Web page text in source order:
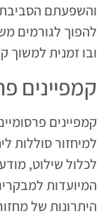
והשפעתם
להפוך לגורמים
ובו זמנית למשוך
קמפיינים
קמפיינים
למיחזור סוללות
לכלול שילוט,
המיועדות
היתרונות של